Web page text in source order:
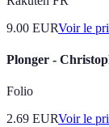
9.00 EURVoir le
Plonger -
Folio
2.69 EURVoir le